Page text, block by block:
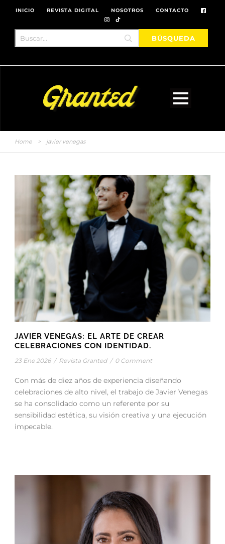
INICIO REVISTA DIGITAL NOSOTROS CONTACTO
Home > javier venegas
JAVIER VENEGAS: EL ARTE DE CREAR
CELEBRACIONES CON IDENTIDAD.
23 Ene 2026 / Revista Granted / 0 Comment
Con más de diez años de experiencia diseñando
celebraciones de alto nivel, el trabajo de Javier Venegas
se ha consolidado como un referente por su
sensibilidad estética, su visión creativa y una ejecución
impecable.